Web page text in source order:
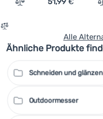
Vergleichen
Alle
Ähnliche Produkte
Schneiden und glänzen
Outdoormesser